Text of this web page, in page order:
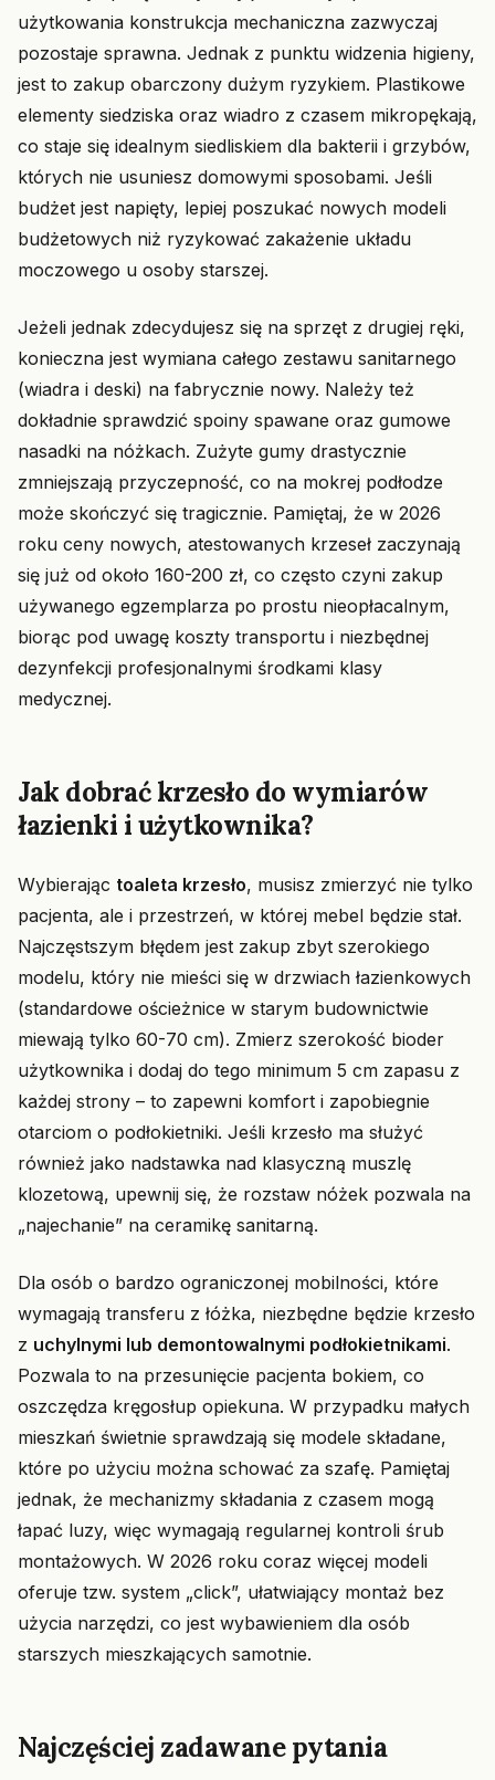
użytkowania konstrukcja mechaniczna zazwyczaj
pozostaje sprawna. Jednak z punktu widzenia higieny,
jest to zakup obarczony dużym ryzykiem. Plastikowe
elementy siedziska oraz wiadro z czasem mikropękają,
co staje się idealnym siedliskiem dla bakterii i grzybów,
których nie usuniesz domowymi sposobami. Jeśli
budżet jest napięty, lepiej poszukać nowych modeli
budżetowych niż ryzykować zakażenie układu
moczowego u osoby starszej.
Jeżeli jednak zdecydujesz się na sprzęt z drugiej ręki,
konieczna jest wymiana całego zestawu sanitarnego
(wiadra i deski) na fabrycznie nowy. Należy też
dokładnie sprawdzić spoiny spawane oraz gumowe
nasadki na nóżkach. Zużyte gumy drastycznie
zmniejszają przyczepność, co na mokrej podłodze
może skończyć się tragicznie. Pamiętaj, że w 2026
roku ceny nowych, atestowanych krzeseł zaczynają
się już od około 160-200 zł, co często czyni zakup
używanego egzemplarza po prostu nieopłacalnym,
biorąc pod uwagę koszty transportu i niezbędnej
dezynfekcji profesjonalnymi środkami klasy
medycznej.
Jak dobrać krzesło do wymiarów
łazienki i użytkownika?
Wybierając toaleta krzesło, musisz zmierzyć nie tylko
pacjenta, ale i przestrzeń, w której mebel będzie stał.
Najczęstszym błędem jest zakup zbyt szerokiego
modelu, który nie mieści się w drzwiach łazienkowych
(standardowe ościeżnice w starym budownictwie
miewają tylko 60-70 cm). Zmierz szerokość bioder
użytkownika i dodaj do tego minimum 5 cm zapasu z
każdej strony – to zapewni komfort i zapobiegnie
otarciom o podłokietniki. Jeśli krzesło ma służyć
również jako nadstawka nad klasyczną muszlę
klozetową, upewnij się, że rozstaw nóżek pozwala na
„najechanie” na ceramikę sanitarną.
Dla osób o bardzo ograniczonej mobilności, które
wymagają transferu z łóżka, niezbędne będzie krzesło
z uchylnymi lub demontowalnymi podłokietnikami.
Pozwala to na przesunięcie pacjenta bokiem, co
oszczędza kręgosłup opiekuna. W przypadku małych
mieszkań świetnie sprawdzają się modele składane,
które po użyciu można schować za szafę. Pamiętaj
jednak, że mechanizmy składania z czasem mogą
łapać luzy, więc wymagają regularnej kontroli śrub
montażowych. W 2026 roku coraz więcej modeli
oferuje tzw. system „click”, ułatwiający montaż bez
użycia narzędzi, co jest wybawieniem dla osób
starszych mieszkających samotnie.
Najczęściej zadawane pytania